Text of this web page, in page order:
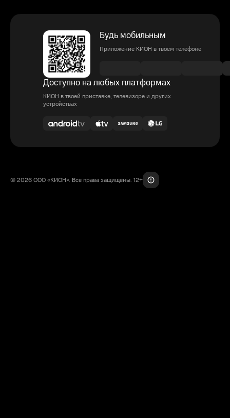
Будь мобильным
Приложение КИОН в твоем телефоне
Доступно на любых платформах
КИОН в твоей приставке, телевизоре и других
устройствах
© 2026 ООО «КИОН». Все права защищены. 12+